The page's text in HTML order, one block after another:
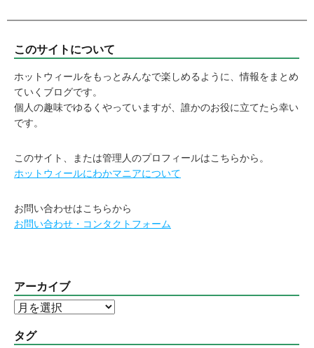
このサイトについて
ホットウィールをもっとみんなで楽しめるように、情報をまとめ
ていくブログです。
個人の趣味でゆるくやっていますが、誰かのお役に立てたら幸い
です。
このサイト、または管理人のプロフィールはこちらから。
ホットウィールにわかマニアについて
お問い合わせはこちらから
お問い合わせ・コンタクトフォーム
アーカイブ
ア
カ
タグ